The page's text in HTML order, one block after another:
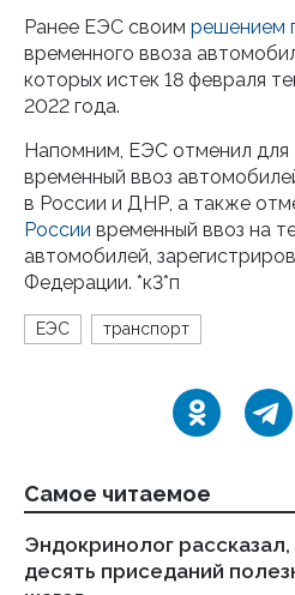
Ранее ЕЭС своим решением
временного ввоза
которых истек 18 февраля
2022 года.
Напомним, ЕЭС отменил для
временный ввоз
в России и ДНР, а также
России временный ввоз на
автомобилей,
Федерации. *к3*п
ЕЭС транспорт
Самое читаемое
Эндокринолог
десять приседаний